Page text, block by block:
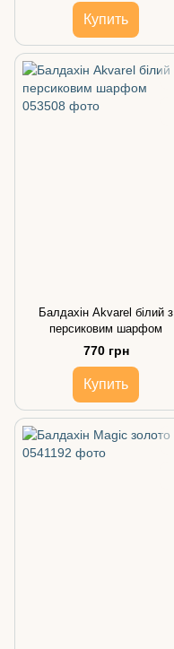
Купить
Балдахін Akvarel білий з
персиковим шарфом
770 грн
Купить